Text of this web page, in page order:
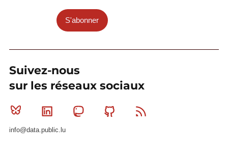
S'abonner
Suivez-nous
sur les réseaux sociaux
Bluesky Linkedin MastodonGithub
info@data.public.lu